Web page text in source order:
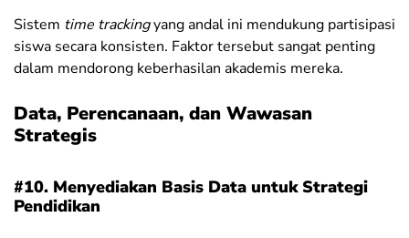
Sistem time trackingyang andal ini mendukung partisipasi
siswa secara konsisten. Faktor tersebut sangat penting
dalam mendorong keberhasilan akademis mereka.
Data, Perencanaan, dan Wawasan
Strategis
#10. Menyediakan Basis Data untuk Strategi
Pendidikan